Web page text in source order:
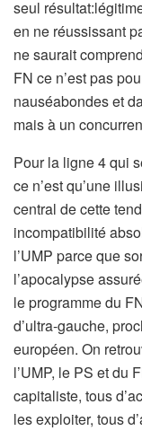
seul
en ne réussissant
ne saurait
FN ce n’est pas
nauséabondes et
mais à un
Pour la ligne 4 qui
ce n’est qu’une
central de cette
incompatibilité
l’UMP parce que
l’apocalypse
le programme du
d’ultra-gauche,
européen. On
l’UMP, le PS et du
capitaliste, tous
les exploiter, tous